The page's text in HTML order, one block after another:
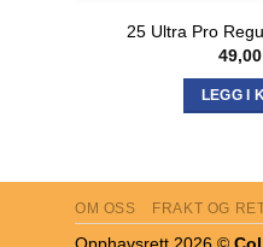
25 Ultra Pro
49,00
LEGG I
OM OSS FRAKT OG
Opphavsrett 2026 ©